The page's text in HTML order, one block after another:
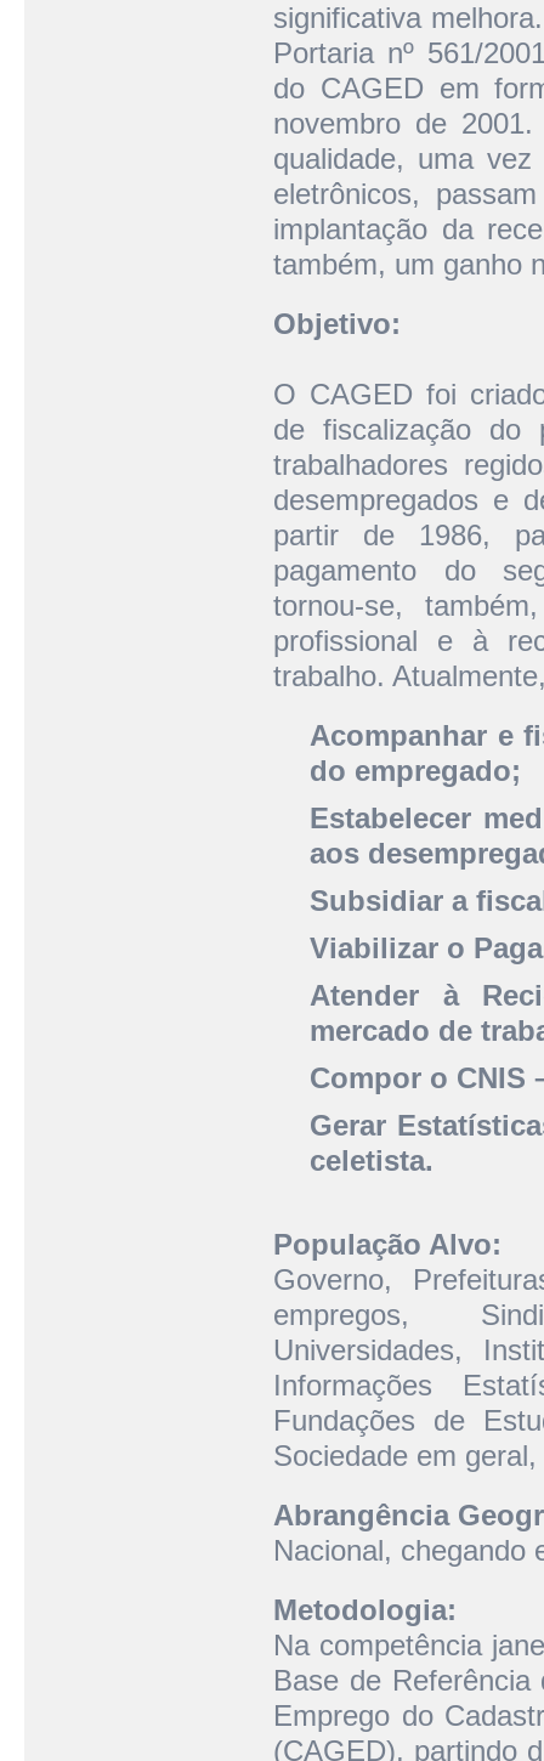
significativa
Portaria nº 561/
do CAGED em
novembro de
qualidade, uma
eletrônicos,
implantação da
também, um ganho
Objetivo:
O CAGED foi
de fiscalização do
trabalhadores
desempregados e
partir de 1986,
pagamento do
tornou-se,
profissional e à
trabalho.
Acompanhar e
do empregado;
Estabelecer
aos
Subsidiar a
Viabilizar o
Atender à
mercado de
Compor o CNIS
Gerar
celetista.
População Alvo:
Governo,
empregos,
Universidades,
Informações
Fundações de
Sociedade em
Abrangência
Nacional, chegando
Metodologia:
Na competência
Base de
Emprego do
(CAGED), partindo